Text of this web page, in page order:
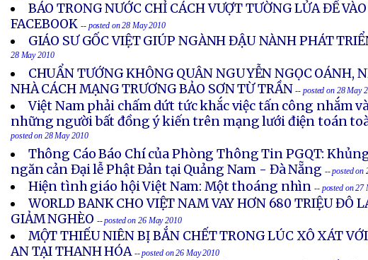
BÁO TRONG NƯỚC CHỈ CÁCH VƯỢT TƯỜNG LỬA ĐỂ VÀO
FACEBOOK -- posted on 28 May 2010
GIÁO SƯ GỐC VIỆT GIÚP NGÀNH ĐẬU NÀNH PHÁT
28 May 2010
CHUẨN TƯỚNG KHÔNG QUÂN NGUYỄN NGỌC OÁNH,
NHÀ CÁCH MẠNG TRƯƠNG BẢO SƠN TỪ TRẦN -- posted on 28 May
Việt Nam phải chấm dứt tức khắc việc tấn công nhắm
những người bất đồng ý kiến trên mạng lưới điện toán
posted on 28 May 2010
Thông Cáo Báo Chí của Phòng Thông Tin PGQT:
ngăn cản Đại lễ Phật Đản tại Quảng Nam - Đà Nẵng -- posted on
Hiện tình giáo hội Việt Nam: Một thoáng nhìn -- posted on 27
WORLD BANK CHO VIỆT NAM VAY HƠN 680 TRIỆU ĐÔ
GIẢM NGHÈO -- posted on 26 May 2010
MỘT THIẾU NIÊN BỊ BẮN CHẾT TRONG LÚC XÔ XÁT
AN TẠI THANH HÓA -- posted on 26 May 2010